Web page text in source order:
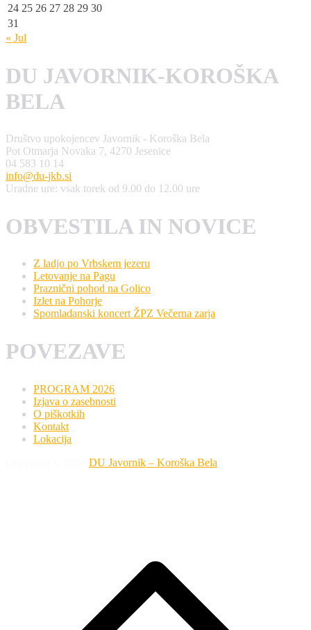
24 25 26 27 28 29 30
31
« Jul
DU JAVORNIK-KOROŠKA
BELA
Društvo upokojencev Javornik - Koroška Bela
Pot Otmarja Novaka 7, 4270 Jesenice
04 583 10 14
info@du-jkb.si
Uradne ure: vsak torek od 9.00 do 12.00 ure
OBVESTILA IN NOVICE
Z ladjo po Vrbskem jezeru
Letovanje na Pagu
Praznični pohod na Golico
Izlet na Pohorje
Spomladanski koncert ŽPZ Večerna zarja
POVEZAVE
PROGRAM 2026
Izjava o zasebnosti
O piškotkih
Kontakt
Lokacija
DU Javornik – Koroška Bela